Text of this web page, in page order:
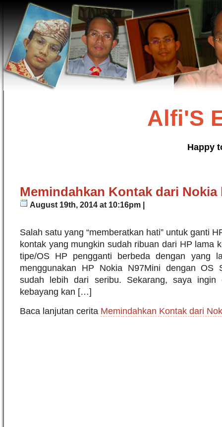
Alfi'S
Happy
Memindahkan Kontak dari Nokia
August 19th, 2014 at 10:16pm |
Salah satu yang “memberatkan hati” untuk ganti
kontak yang mungkin sudah ribuan dari HP lama
tipe/OS HP pengganti berbeda dengan yang
menggunakan HP Nokia N97Mini dengan OS
sudah lebih dari seribu. Sekarang, saya
kebayang kan […]
Baca lanjutan cerita Memindahkan Kontak dari